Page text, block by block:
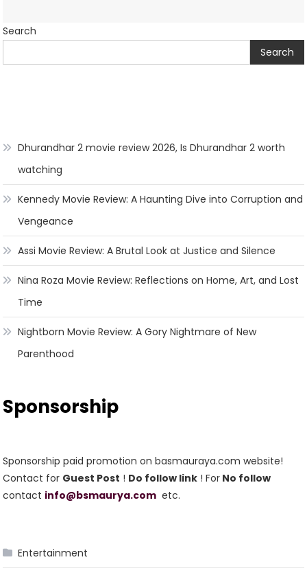
Search
Search
Dhurandhar 2 movie review 2026, Is Dhurandhar 2 worth
watching
Kennedy Movie Review: A Haunting Dive into Corruption and
Vengeance
Assi Movie Review: A Brutal Look at Justice and Silence
Nina Roza Movie Review: Reflections on Home, Art, and Lost
Time
Nightborn Movie Review: A Gory Nightmare of New
Parenthood
Sponsorship
Sponsorship paid promotion on basmauraya.com website!
Contact for Guest Post ! Do follow link ! For No follow
contact info@bsmaurya.com etc.
Entertainment